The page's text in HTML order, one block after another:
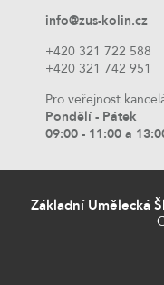
info@zus-kolin.cz
+420 321 722 588
+420 321 742 951
Pro veřejnost
Pondělí - Pátek
09:00 - 11:00 a
Základní Umělecká